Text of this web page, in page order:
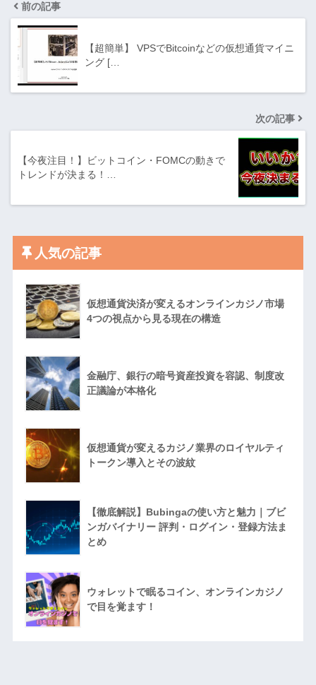
前の記事
【超簡単】 VPSでBitcoinなどの仮想通貨マイニ
ング […
次の記事
【今夜注目！】ビットコイン・FOMCの動きで
トレンドが決まる！…
人気の記事
仮想通貨決済が変えるオンラインカジノ市場
4つの視点から見る現在の構造
金融庁、銀行の暗号資産投資を容認、制度改
正議論が本格化
仮想通貨が変えるカジノ業界のロイヤルティ
トークン導入とその波紋
【徹底解説】Bubingaの使い方と魅力｜ブビ
ンガバイナリー 評判・ログイン・登録方法ま
とめ
ウォレットで眠るコイン、オンラインカジノ
で目を覚ます！